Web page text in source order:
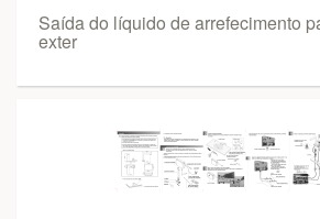
Saída do líquido de arrefecimento
exter